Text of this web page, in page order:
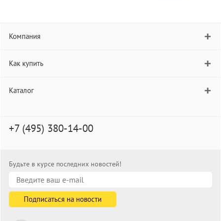
Компания
Как купить
Каталог
+7 (495) 380-14-00
Будьте в курсе последних новостей!